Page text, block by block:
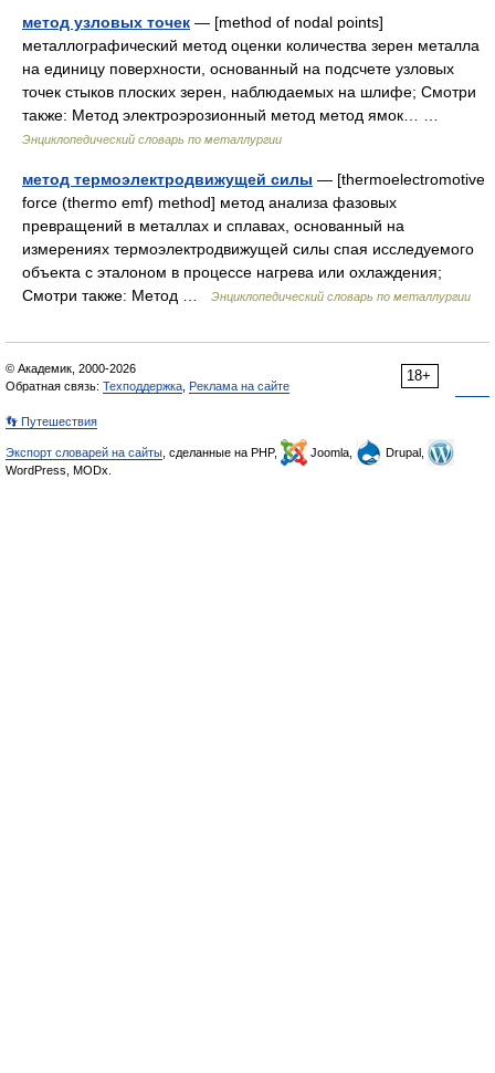
метод узловых точек — [method of nodal points]
металлографический метод оценки количества зерен металла
на единицу поверхности, основанный на подсчете узловых
точек стыков плоских зерен, наблюдаемых на шлифе; Смотри
также: Метод электроэрозионный метод метод ямок… …
Энциклопедический словарь по металлургии
метод термоэлектродвижущей силы — [thermoelectromotive
force (thermo emf) method] метод анализа фазовых
превращений в металлах и сплавах, основанный на
измерениях термоэлектродвижущей силы спая исследуемого
объекта с эталоном в процессе нагрева или охлаждения;
Смотри также: Метод …
Энциклопедический словарь по металлургии
18+
© Академик, 2000-2026
Обратная связь: Техподдержка Реклама на сайте
👣 Путешествия
Экспорт словарей на сайты , сделанные на PHP, Joomla,
Drupal,
WordPress, MODx.